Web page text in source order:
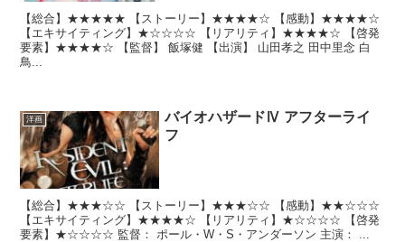
【総合】★★★★★ 【ストーリー】★★★★☆ 【感動】★★★★☆
【エキサイティング】★☆☆☆☆ 【リアリティ】★★★★☆ 【啓発
要素】★★★★☆ 【監督】 飯塚健 【出演】 山田孝之 田中里念 白
鳥...
洋画
バイオハザードⅣ アフターライ
フ
【総合】★★★☆☆ 【ストーリー】★★★☆☆ 【感動】★★☆☆☆
【エキサイティング】★★★★☆ 【リアリティ】★☆☆☆☆ 【啓発
要素】★☆☆☆☆ 監督： ポール・W・S・アンダーソン 主演： ...